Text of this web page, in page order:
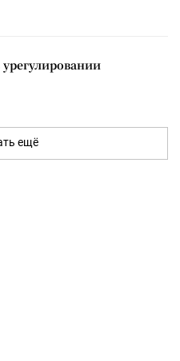
ещё